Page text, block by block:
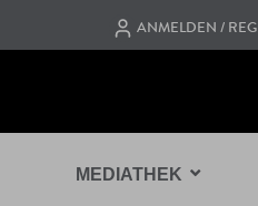
ANMELDEN /
MEDIATHEK